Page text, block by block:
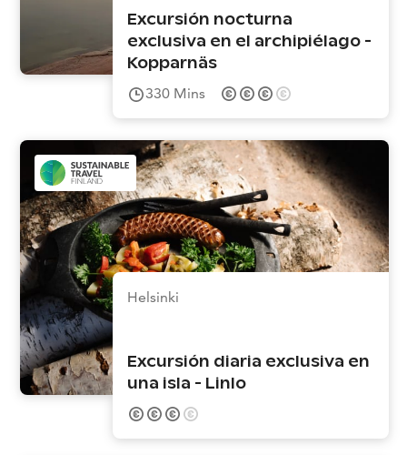
Excursión nocturna
exclusiva en el archipiélago -
Kopparnäs
330 Mins
Helsinki
Excursión diaria exclusiva en
una isla - Linlo